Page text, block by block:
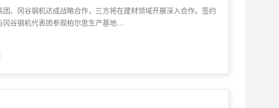
团、冈谷钢机达成战略合作，三方将在建材领域开展深入合作。签约
冈谷钢机代表团参观柏尔思生产基地…